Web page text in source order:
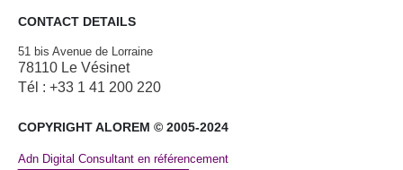
CONTACT DETAILS
51 bis Avenue de Lorraine
78110 Le Vésinet
Tél : +33 1 41 200 220
COPYRIGHT ALOREM © 2005-2024
Adn Digital Consultant en référencement